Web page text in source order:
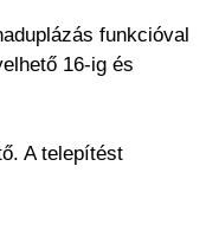
funkcióval
16-ig és
A telepítést